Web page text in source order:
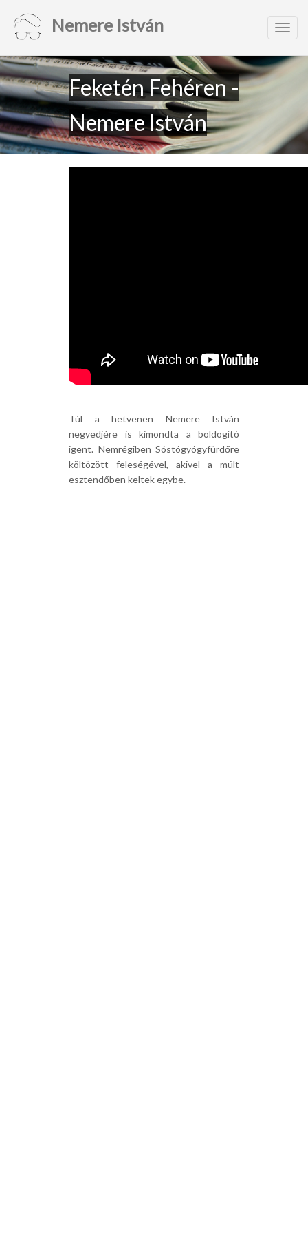
Nemere István
Feketén Fehéren -
Nemere István
Túl a hetvenen Nemere István
negyedjére is kimondta a boldogító
igent. Nemrégiben Sóstógyógyfürdőre
költözött feleségével, akivel a múlt
esztendőben keltek egybe.